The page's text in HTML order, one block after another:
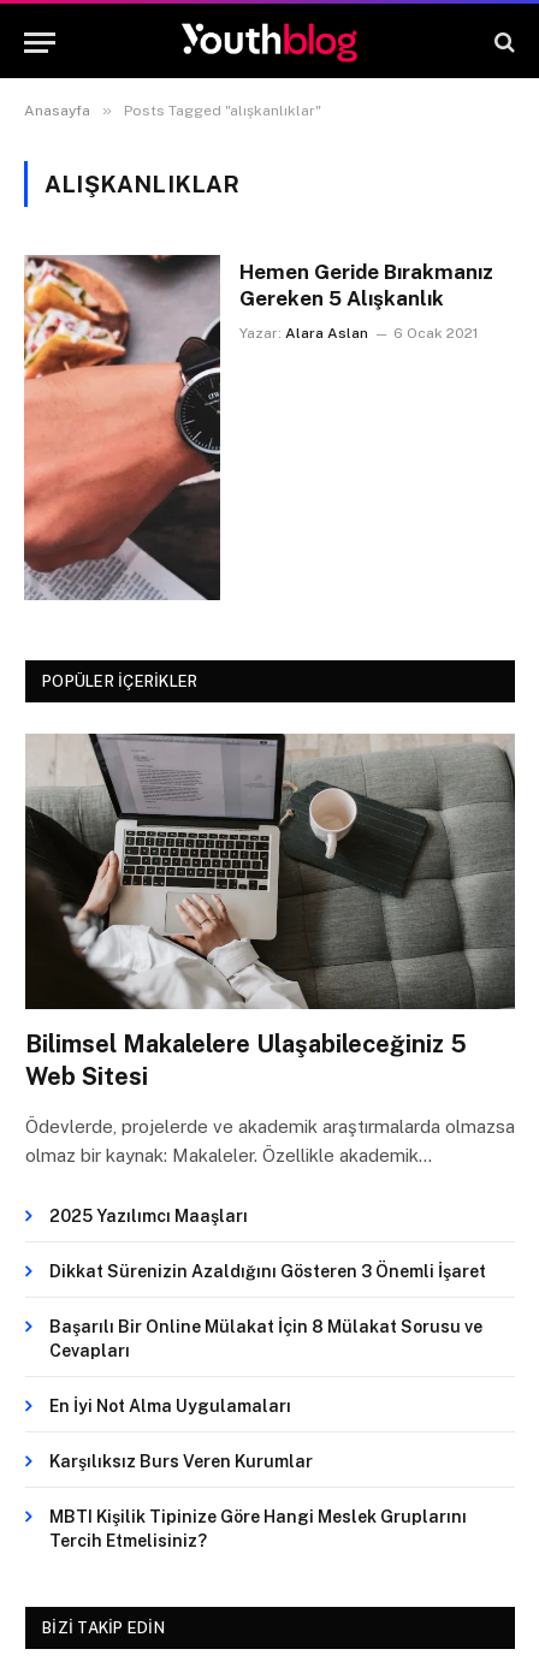
Anasayfa » Posts Tagged "alışkanlıklar"
ALIŞKANLIKLAR
Hemen Geride Bırakmanız
Gereken 5 Alışkanlık
Yazar: Alara Aslan 6 Ocak 2021
POPÜLER İÇERIKLER
Bilimsel Makalelere Ulaşabileceğiniz 5
Web Sitesi
Ödevlerde, projelerde ve akademik araştırmalarda olmazsa
olmaz bir kaynak: Makaleler. Özellikle akademik…
2025 Yazılımcı Maaşları
Dikkat Sürenizin Azaldığını Gösteren 3 Önemli İşaret
Başarılı Bir Online Mülakat İçin 8 Mülakat Sorusu ve
Cevapları
En İyi Not Alma Uygulamaları
Karşılıksız Burs Veren Kurumlar
MBTI Kişilik Tipinize Göre Hangi Meslek Gruplarını
Tercih Etmelisiniz?
BIZI TAKIP EDIN